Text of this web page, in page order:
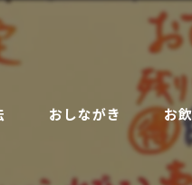
おしながき お